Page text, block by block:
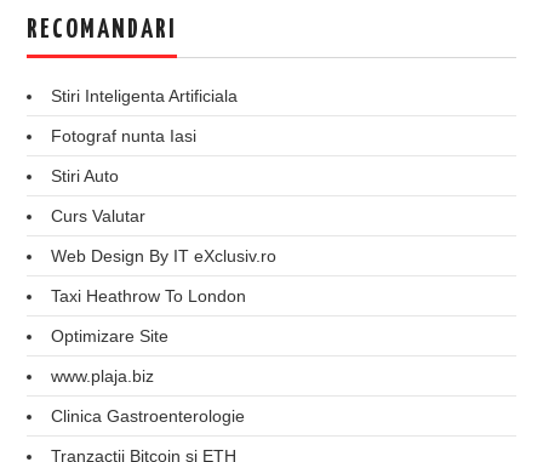
RECOMANDARI
Stiri Inteligenta Artificiala
Fotograf nunta Iasi
Stiri Auto
Curs Valutar
Web Design By IT eXclusiv.ro
Taxi Heathrow To London
Optimizare Site
www.plaja.biz
Clinica Gastroenterologie
Tranzactii Bitcoin si ETH